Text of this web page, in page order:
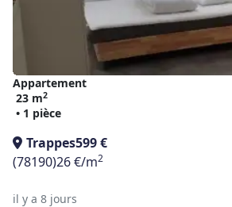
Appartement
23 m2
• 1 pièce
Trappes599 €
(78190)26 €/m2
il y a 8 jours